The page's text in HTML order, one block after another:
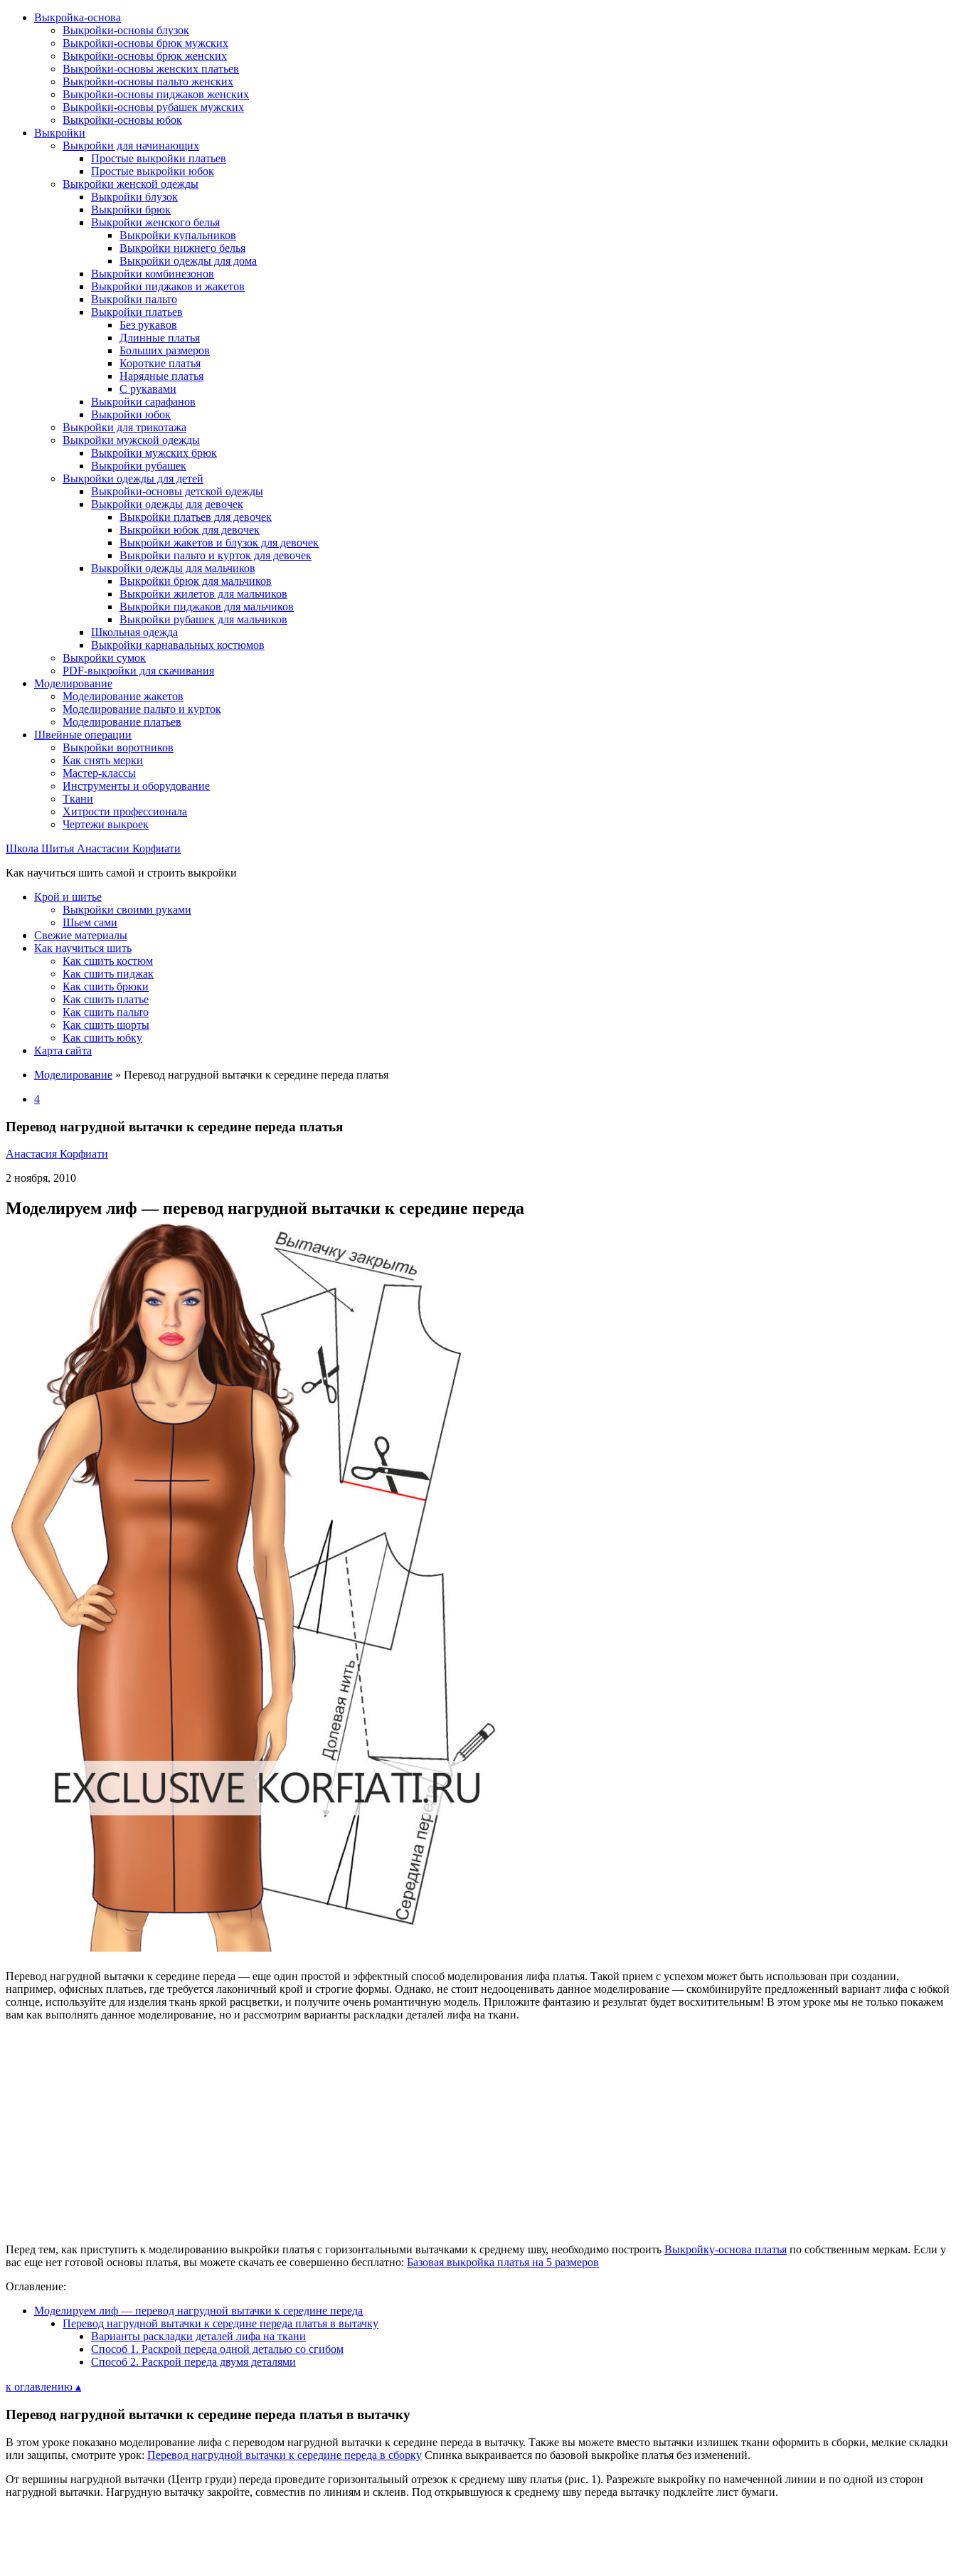
Выкройка-основа
Выкройки-основы блузок
Выкройки-основы брюк мужских
Выкройки-основы брюк женских
Выкройки-основы женских платьев
Выкройки-основы пальто женских
Выкройки-основы пиджаков женских
Выкройки-основы рубашек мужских
Выкройки-основы юбок
Выкройки
Выкройки для начинающих
Простые выкройки платьев
Простые выкройки юбок
Выкройки женской одежды
Выкройки блузок
Выкройки брюк
Выкройки женского белья
Выкройки купальников
Выкройки нижнего белья
Выкройки одежды для дома
Выкройки комбинезонов
Выкройки пиджаков и жакетов
Выкройки пальто
Выкройки платьев
Без рукавов
Длинные платья
Больших размеров
Короткие платья
Нарядные платья
С рукавами
Выкройки сарафанов
Выкройки юбок
Выкройки для трикотажа
Выкройки мужской одежды
Выкройки мужских брюк
Выкройки рубашек
Выкройки одежды для детей
Выкройки-основы детской одежды
Выкройки одежды для девочек
Выкройки платьев для девочек
Выкройки юбок для девочек
Выкройки жакетов и блузок для девочек
Выкройки пальто и курток для девочек
Выкройки одежды для мальчиков
Выкройки брюк для мальчиков
Выкройки жилетов для мальчиков
Выкройки пиджаков для мальчиков
Выкройки рубашек для мальчиков
Школьная одежда
Выкройки карнавальных костюмов
Выкройки сумок
PDF-выкройки для скачивания
Моделирование
Моделирование жакетов
Моделирование пальто и курток
Моделирование платьев
Швейные операции
Выкройки воротников
Как снять мерки
Мастер-классы
Инструменты и оборудование
Ткани
Хитрости профессионала
Чертежи выкроек
Школа Шитья Анастасии Корфиати
Как научиться шить самой и строить выкройки
Крой и шитье
Выкройки своими руками
Шьем сами
Свежие материалы
Как научиться шить
Как сшить костюм
Как сшить пиджак
Как сшить брюки
Как сшить платье
Как сшить пальто
Как сшить шорты
Как сшить юбку
Карта сайта
Моделирование » Перевод нагрудной вытачки к середине переда платья
4
Перевод нагрудной вытачки к середине переда платья
Анастасия Корфиати
2 ноября, 2010
Моделируем лиф — перевод нагрудной вытачки к середине переда
Перевод нагрудной вытачки к середине переда — еще один простой и эффектный способ моделирования лифа платья. Такой прием с успехом может быть использован при создании,
например, офисных платьев, где требуется лаконичный крой и строгие формы. Однако, не стоит недооценивать данное моделирование — скомбинируйте предложенный вариант лифа с юбкой
солнце, используйте для изделия ткань яркой расцветки, и получите очень романтичную модель. Приложите фантазию и результат будет восхитительным! В этом уроке мы не только покажем
вам как выполнять данное моделирование, но и рассмотрим варианты раскладки деталей лифа на ткани.
Перед тем, как приступить к моделированию выкройки платья с горизонтальными вытачками к среднему шву, необходимо построить Выкройку-основа платья по собственным меркам. Если у
вас еще нет готовой основы платья, вы можете скачать ее совершенно бесплатно: Базовая выкройка платья на 5 размеров
Оглавление:
Моделируем лиф — перевод нагрудной вытачки к середине переда
Перевод нагрудной вытачки к середине переда платья в вытачку
Варианты раскладки деталей лифа на ткани
Способ 1. Раскрой переда одной деталью со сгибом
Способ 2. Раскрой переда двумя деталями
к оглавлению ▴
Перевод нагрудной вытачки к середине переда платья в вытачку
В этом уроке показано моделирование лифа с переводом нагрудной вытачки к середине переда в вытачку. Также вы можете вместо вытачки излишек ткани оформить в сборки, мелкие складки
или защипы, смотрите урок: Перевод нагрудной вытачки к середине переда в сборку Спинка выкраивается по базовой выкройке платья без изменений.
От вершины нагрудной вытачки (Центр груди) переда проведите горизонтальный отрезок к среднему шву платья (рис. 1). Разрежьте выкройку по намеченной линии и по одной из сторон
нагрудной вытачки. Нагрудную вытачку закройте, совместив по линиям и склеив. Под открывшуюся к среднему шву переда вытачку подклейте лист бумаги.